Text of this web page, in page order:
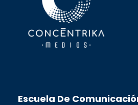
Escuela De